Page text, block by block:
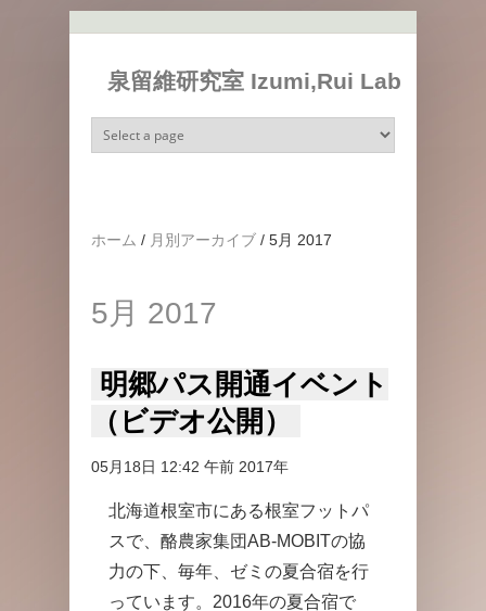
泉留維研究室 Izumi,Rui Lab
ホーム / 月別アーカイブ / 5月 2017
5月 2017
明郷パス開通イベント
（ビデオ公開）
05月18日 12:42 午前 2017年
北海道根室市にある根室フットパ
スで、酪農家集団AB-MOBITの協
力の下、毎年、ゼミの夏合宿を行
っています。2016年の夏合宿で